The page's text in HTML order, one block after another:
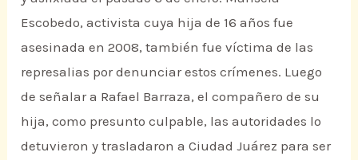
Escobedo, activista cuya hija de 16 años fue
asesinada en 2008, también fue víctima de las
represalias por denunciar estos crímenes. Luego
de señalar a Rafael Barraza, el compañero de su
hija, como presunto culpable, las autoridades lo
detuvieron y trasladaron a Ciudad Juárez para ser